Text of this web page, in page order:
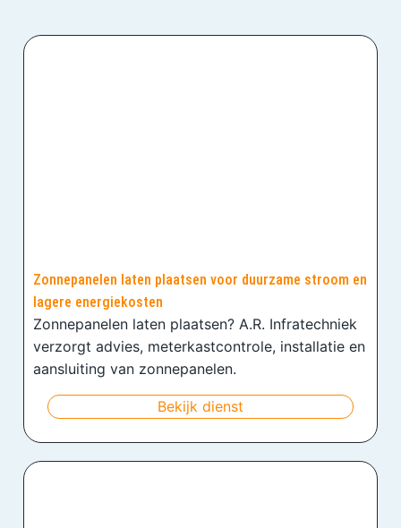
Zonnepanelen laten plaatsen voor duurzame stroom en
lagere energiekosten
Zonnepanelen laten plaatsen? A.R. Infratechniek
verzorgt advies, meterkastcontrole, installatie en
aansluiting van zonnepanelen.
Bekijk dienst